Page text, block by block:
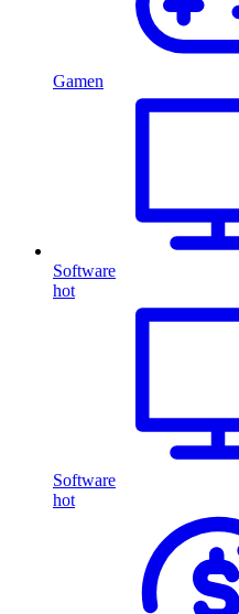
Gamen
Software
hot
Software
hot